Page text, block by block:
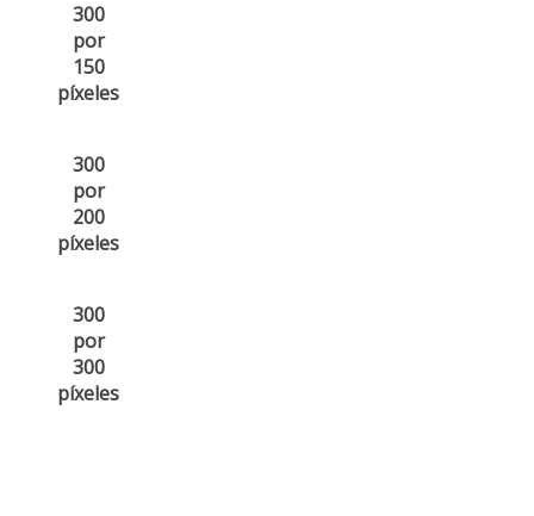
300
por
150
píxeles
300
por
200
píxeles
300
por
300
píxeles